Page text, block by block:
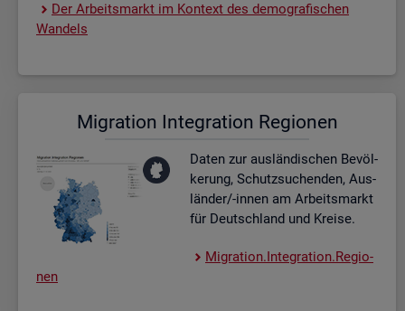
Der Ar­beits­markt im Kon­text des de­mo­gra­fi­schen
Wan­dels
Mi­gra­ti­on In­te­gra­ti­on Re­gio­nen
Daten zur aus­län­di­schen Be­völ­
ke­rung, Schutz­su­chen­den, Aus­
län­der/-innen am Ar­beits­markt
für Deutsch­land und Krei­se.
Mi­gra­ti­on.In­te­gra­ti­on.Re­gio­
nen